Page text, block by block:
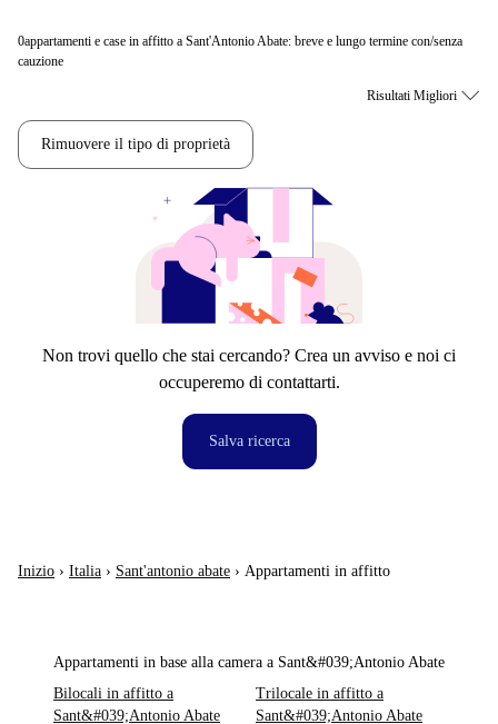
0appartamenti e case in affitto a Sant'Antonio Abate: breve e lungo termine con/senza
cauzione
Rimuovere il tipo di proprietà
Non trovi quello che stai cercando? Crea un avviso e noi ci
occuperemo di contattarti.
Salva ricerca
Inizio › Italia › Sant'antonio abate › Appartamenti in affitto
Appartamenti in base alla camera a Sant&#039;Antonio Abate
Bilocali in affitto a
Sant&#039;Antonio Abate
Trilocale in affitto a
Sant&#039;Antonio Abate